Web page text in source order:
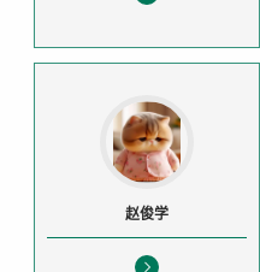
赵俊学